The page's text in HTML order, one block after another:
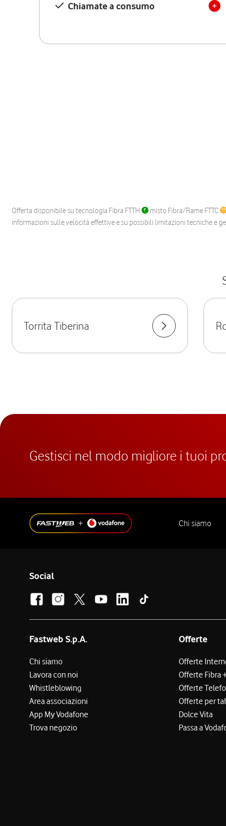
Chiamate a consumo
Offerta disponibile su tecnologia Fibra FTTH misto Fibra/Rame FTTC
informazioni sulle velocità effettive e su possibili limitazioni tecniche e
Torrita Tiberina
Gestisci nel modo migliore i tuoi
Chi siamo
Social
Fastweb S.p.A.
Chi siamo
Lavora con noi
Whistleblowing
Area associazioni
App My Vodafone
Trova negozio
Offerte
Offerte
Offerte Fibra
Offerte
Offerte per
Dolce Vita
Passa a